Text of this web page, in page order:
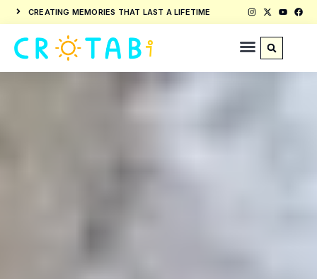
CREATING MEMORIES THAT LAST A LIFETIME